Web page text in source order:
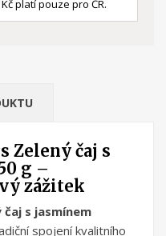
platí pouze pro ČR.
Zelený čaj s
g –
zážitek
čaj s jasmínem
spojení kvalitního